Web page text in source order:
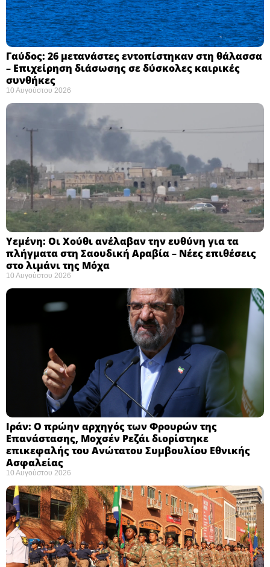
Γαύδος: 26 μετανάστες εντοπίστηκαν στη θάλασσα
– Επιχείρηση διάσωσης σε δύσκολες καιρικές
συνθήκες ​
10 Αυγούστου 2026
Υεμένη: Οι Χούθι ανέλαβαν την ευθύνη για τα
πλήγματα στη Σαουδική Αραβία – Νέες επιθέσεις
στο λιμάνι της Μόχα ​
10 Αυγούστου 2026
Ιράν: Ο πρώην αρχηγός των Φρουρών της
Επανάστασης, Μοχσέν Ρεζάι διορίστηκε
επικεφαλής του Ανώτατου Συμβουλίου Εθνικής
Ασφαλείας ​
10 Αυγούστου 2026